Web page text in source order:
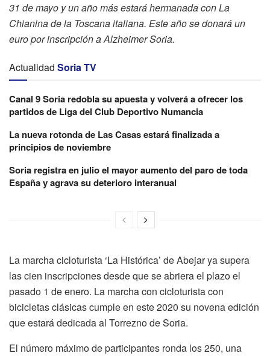
31 de mayo y un año más estará hermanada con La
Chianina de la Toscana italiana. Este año se donará un
euro por inscripción a Alzheimer Soria.
Actualidad Soria TV
Canal 9 Soria redobla su apuesta y volverá a ofrecer los
partidos de Liga del Club Deportivo Numancia
La nueva rotonda de Las Casas estará finalizada a
principios de noviembre
Soria registra en julio el mayor aumento del paro de toda
España y agrava su deterioro interanual
La marcha cicloturista ‘La Histórica’ de Abejar ya supera
las cien inscripciones desde que se abriera el plazo el
pasado 1 de enero. La marcha con cicloturista con
bicicletas clásicas cumple en este 2020 su novena edición
que estará dedicada al Torrezno de Soria.
El número máximo de participantes ronda los 250, una